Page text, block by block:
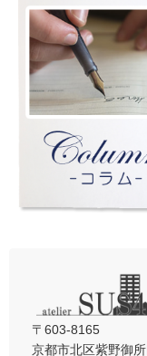
〒603-8165
京都市北区紫野御